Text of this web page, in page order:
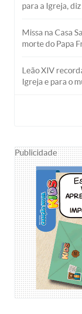
para a Igreja, diz
Missa na Casa
morte do Papa
Leão XIV
Igreja e para o
Publicidade